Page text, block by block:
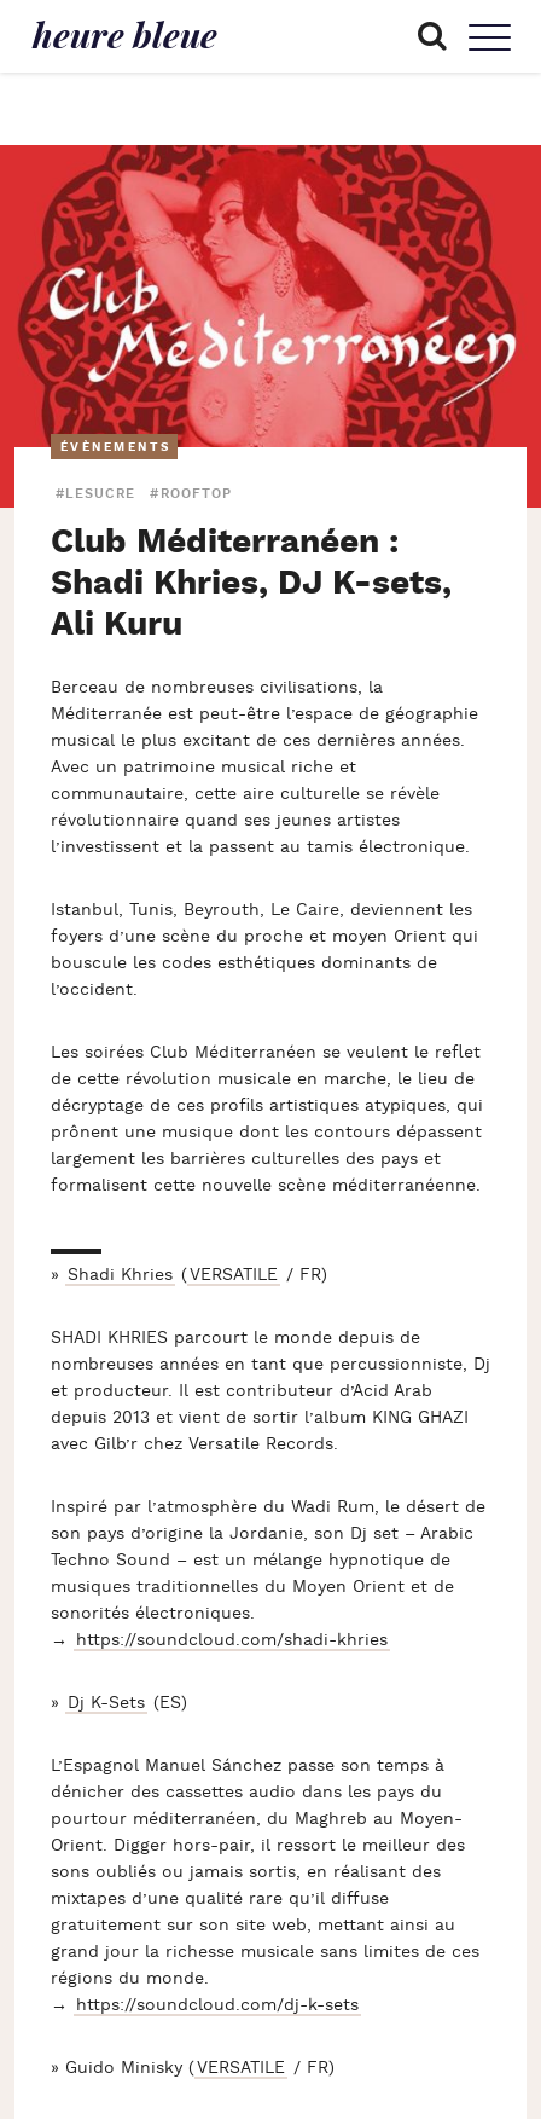
heure bleue
ÉVÈNEMENTS
#LESUCRE #ROOFTOP
Club Méditerranéen :
Shadi Khries, DJ K-sets,
Ali Kuru
Berceau de nombreuses civilisations, la
Méditerranée est peut-être l’espace de géographie
musical le plus excitant de ces dernières années.
Avec un patrimoine musical riche et
communautaire, cette aire culturelle se révèle
révolutionnaire quand ses jeunes artistes
l’investissent et la passent au tamis électronique.
Istanbul, Tunis, Beyrouth, Le Caire, deviennent les
foyers d’une scène du proche et moyen Orient qui
bouscule les codes esthétiques dominants de
l’occident.
Les soirées Club Méditerranéen se veulent le reflet
de cette révolution musicale en marche, le lieu de
décryptage de ces profils artistiques atypiques, qui
prônent une musique dont les contours dépassent
largement les barrières culturelles des pays et
formalisent cette nouvelle scène méditerranéenne.
▬▬▬
» Shadi Khries (VERSATILE / FR)
SHADI KHRIES parcourt le monde depuis de
nombreuses années en tant que percussionniste, Dj
et producteur. Il est contributeur d’Acid Arab
depuis 2013 et vient de sortir l’album KING GHAZI
avec Gilb’r chez Versatile Records.
Inspiré par l’atmosphère du Wadi Rum, le désert de
son pays d’origine la Jordanie, son Dj set – Arabic
Techno Sound – est un mélange hypnotique de
musiques traditionnelles du Moyen Orient et de
sonorités électroniques.
→
https://soundcloud.com/shadi-khries
» Dj K-Sets (ES)
L’Espagnol Manuel Sánchez passe son temps à
dénicher des cassettes audio dans les pays du
pourtour méditerranéen, du Maghreb au Moyen-
Orient. Digger hors-pair, il ressort le meilleur des
sons oubliés ou jamais sortis, en réalisant des
mixtapes d’une qualité rare qu’il diffuse
gratuitement sur son site web, mettant ainsi au
grand jour la richesse musicale sans limites de ces
régions du monde.
→
https://soundcloud.com/dj-k-sets
» Guido Minisky (VERSATILE / FR)